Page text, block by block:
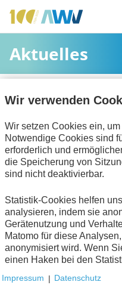
Aktuelles
Alle Kategorien
Keine Nachrichten
Wir verwenden
Wir setzen Cookies ein,
Notwendige Cookies sind
erforderlich und
die Speicherung von
sind nicht deaktivierbar.
Statistik-Cookies helfen
analysieren, indem sie
Gerätenutzung und
Matomo für diese
anonymisiert wird. Wenn
einen Haken bei den
Impressum | Datenschutz